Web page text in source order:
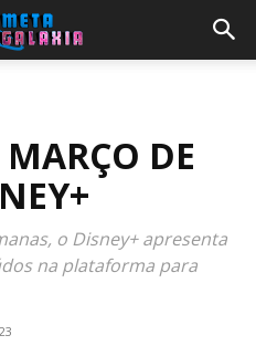
MARÇO DE
o Disney+ apresenta
na plataforma para